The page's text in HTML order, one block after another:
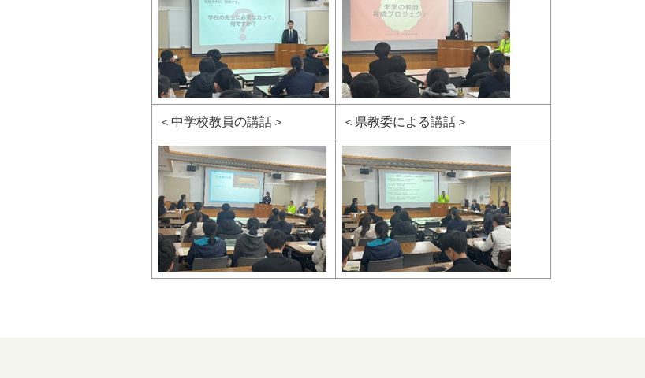
＜中学校教員の講話＞ ＜県教委による講話＞